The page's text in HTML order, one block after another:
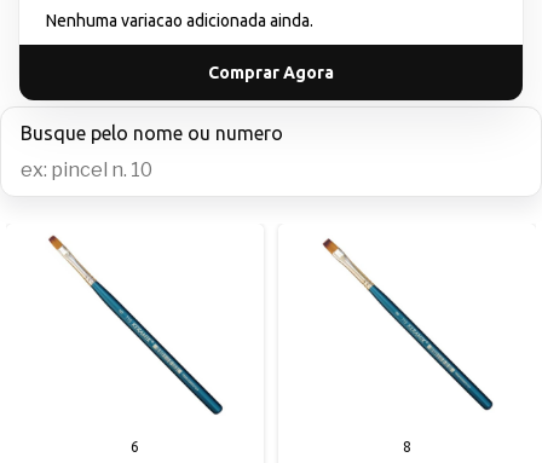
Nenhuma variacao adicionada ainda.
Comprar Agora
Busque pelo nome ou numero
6 8